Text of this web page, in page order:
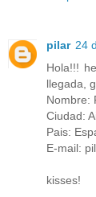
pilar 24
Hola!!!
llegada,
Nombre:
Ciudad:
Pais:
E-mail:
kisses!